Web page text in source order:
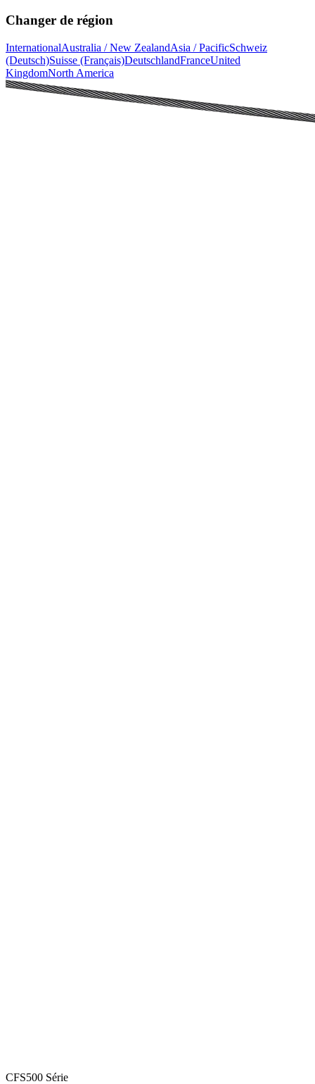
Changer de région
InternationalAustralia / New ZealandAsia / PacificSchweiz
(Deutsch)Suisse (Français)DeutschlandFranceUnited
KingdomNorth America
CFS500 Série